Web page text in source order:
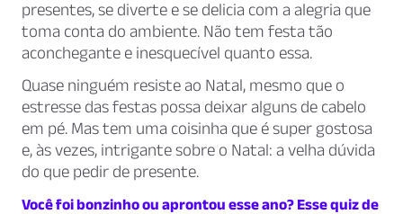
presentes, se diverte e se delicia com a alegria que
toma conta do ambiente. Não tem festa tão
aconchegante e inesquecível quanto essa.
Quase ninguém resiste ao Natal, mesmo que o
estresse das festas possa deixar alguns de cabelo
em pé. Mas tem uma coisinha que é super gostosa
e, às vezes, intrigante sobre o Natal: a velha dúvida
do que pedir de presente.
Você foi bonzinho ou aprontou esse ano? Esse quiz de